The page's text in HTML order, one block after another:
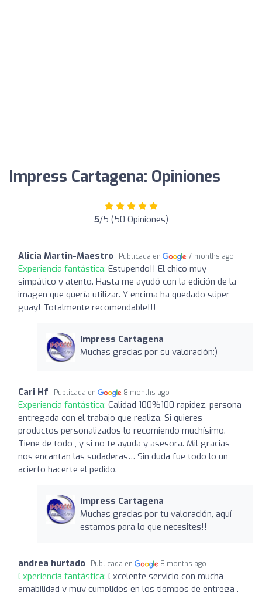
Impress Cartagena: Opiniones
5/5 (50 Opiniones)
Alicia Martin-Maestro Publicada en 7 months ago
Experiencia fantástica: Estupendo!! El chico muy
simpático y atento. Hasta me ayudó con la edición de la
imagen que quería utilizar. Y encima ha quedado súper
guay! Totalmente recomendable!!!
Impress Cartagena
Muchas gracias por su valoración:)
Cari Hf Publicada en 8 months ago
Experiencia fantástica: Calidad 100%100 rapidez, persona
entregada con el trabajo que realiza. Si quieres
productos personalizados lo recomiendo muchísimo.
Tiene de todo , y si no te ayuda y asesora. Mil gracias
nos encantan las sudaderas… Sin duda fue todo lo un
acierto hacerte el pedido.
Impress Cartagena
Muchas gracias por tu valoración, aquí
estamos para lo que necesites!!
andrea hurtado Publicada en 8 months ago
Experiencia fantástica: Excelente servicio con mucha
amabilidad y muy cumplidos en los tiempos de entrega .